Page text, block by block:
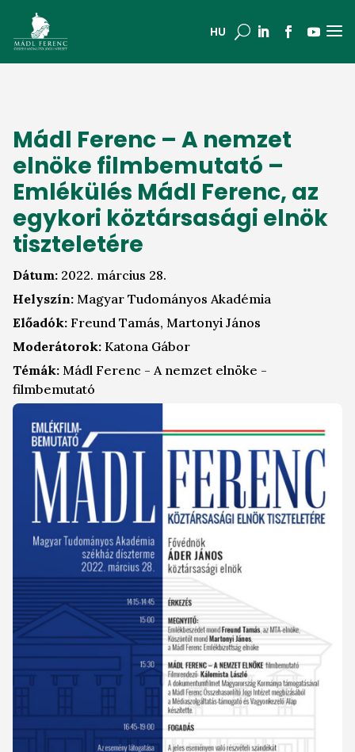
HU U a
Mádl Ferenc – A nemzet
elnöke filmbemutató –
Emlékülés Mádl Ferenc, az
egykori köztársasági elnök
tiszteletére
Dátum: 2022. március 28.
Helyszín: Magyar Tudományos Akadémia
Előadók: Freund Tamás, Martonyi János
Moderátorok: Katona Gábor
Témák: Mádl Ferenc - A nemzet elnöke -
filmbemutató